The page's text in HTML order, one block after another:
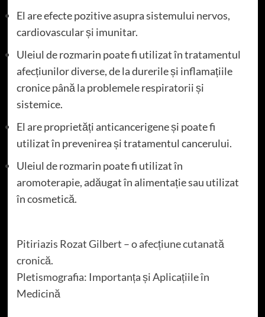
El are efecte pozitive asupra sistemului nervos,
cardiovascular și imunitar.
Uleiul de rozmarin poate fi utilizat în tratamentul
afecțiunilor diverse, de la durerile și inflamațiile
cronice până la problemele respiratorii și
sistemice.
El are proprietăți anticancerigene și poate fi
utilizat în prevenirea și tratamentul cancerului.
Uleiul de rozmarin poate fi utilizat în
aromoterapie, adăugat în alimentație sau utilizat
în cosmetică.
Pitiriazis Rozat Gilbert – o afecțiune cutanată
cronică.
Pletismografia: Importanța și Aplicațiile în
Medicină